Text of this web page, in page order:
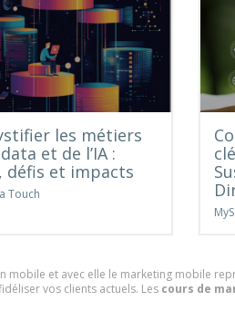
les métiers
et de l’IA :
défis et impacts
Touch
mobile et avec elle le marketing mobile
vos clients actuels. Les cours de